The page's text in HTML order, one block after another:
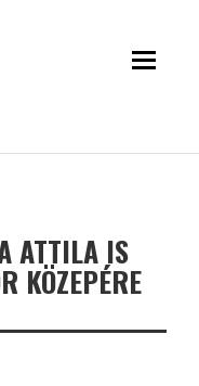
ATTILA IS
KÖZEPÉRE